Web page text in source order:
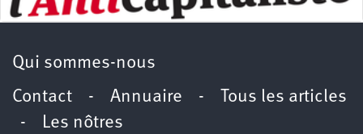
Qui sommes-nous
Contact - Annuaire -
Tous les articles
- Les nôtres